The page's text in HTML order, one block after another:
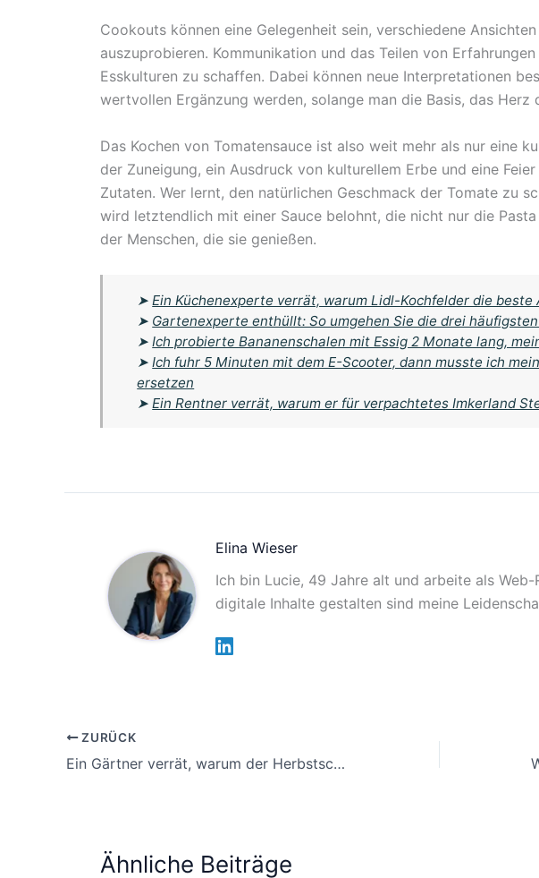
Cookouts können eine Gelegenheit sein, verschiedene
auszuprobieren. Kommunikation und das Teilen von
Esskulturen zu schaffen. Dabei können neue Interpretationen
wertvollen Ergänzung werden, solange man die Basis, das
Das Kochen von Tomatensauce ist also weit mehr als nur eine
der Zuneigung, ein Ausdruck von kulturellem Erbe und eine
Zutaten. Wer lernt, den natürlichen Geschmack der Tomate zu
wird letztendlich mit einer Sauce belohnt, die nicht nur die
der Menschen, die sie genießen.
➤Ein Küchenexperte verrät, warum Lidl-Kochfelder die
➤ Gartenexperte enthüllt: So umgehen Sie die drei
➤Ich probierte Bananenschalen mit Essig 2 Monate lang,
➤Ich fuhr 5 Minuten mit dem E-Scooter, dann musste ich
ersetzen
➤Ein Rentner verrät, warum er für verpachtetes Imkerland
Elina Wieser
Ich bin Lucie, 49 Jahre alt und arbeite als
digitale Inhalte gestalten sind meine
ZURÜCK
Ein Gärtner verrät, warum der Herbstschnitt deine Rosen jedes Jahr tötet
Ähnliche Beiträge